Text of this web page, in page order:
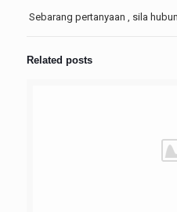
Sebarang pertanyaan , sila
Related posts